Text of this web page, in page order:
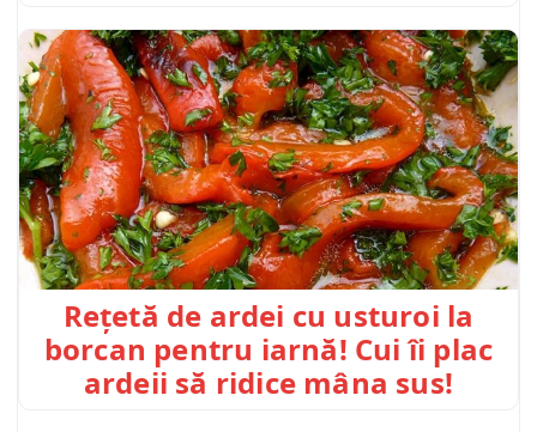
Rețetă de ardei cu usturoi la
borcan pentru iarnă! Cui îi plac
ardeii să ridice mâna sus!